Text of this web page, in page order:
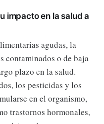
impacto en la salud a
agudas, la
contaminados o de baja
plazo en la salud.
los pesticidas y los
en el organismo,
trastornos hormonales,